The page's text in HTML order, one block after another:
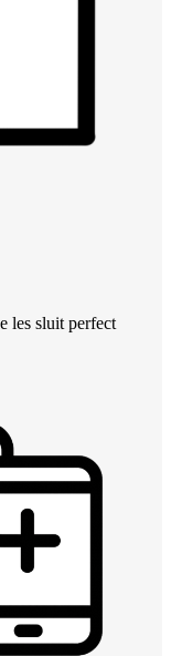
les sluit perfect